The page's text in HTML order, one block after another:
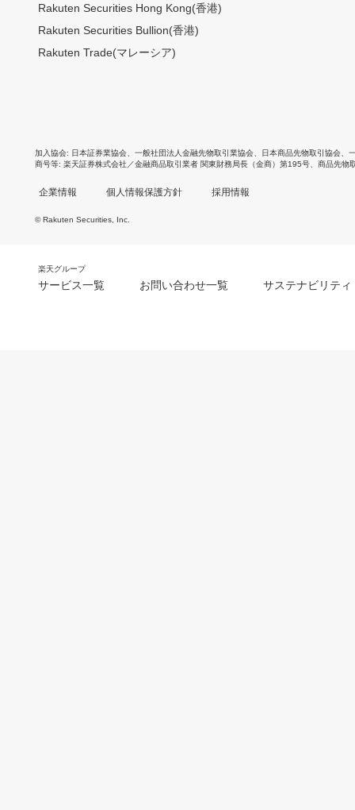
Rakuten Securities Hong Kong(香港)
Rakuten Securities Bullion(香港)
Rakuten Trade(マレーシア)
加入協会 日本証券業協会 一般社団法人金融先物取引業協会 日本商品先物取引協会
商号等 楽天証券株式会社／金融商品取引業者 関東財務局長（金商）第195号、商品先物
企業情報 個人情報保護方針 採用情報
© Rakuten Securities, Inc.
楽天グループ
サービス一覧 お問い合わせ一覧 サステナビリティ